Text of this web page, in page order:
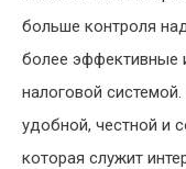
больше контроля
более эффективные
налоговой
удобной, честной и
которая служит